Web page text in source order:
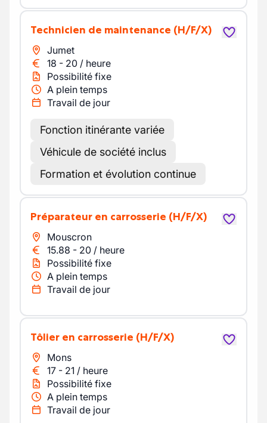
Technicien de maintenance (H/F/X)
Jumet
18 - 20 / heure
Possibilité fixe
A plein temps
Travail de jour
Fonction itinérante variée
Véhicule de société inclus
Formation et évolution continue
Préparateur en carrosserie (H/F/X)
Mouscron
15.88 - 20 / heure
Possibilité fixe
A plein temps
Travail de jour
Tôlier en carrosserie (H/F/X)
Mons
17 - 21 / heure
Possibilité fixe
A plein temps
Travail de jour